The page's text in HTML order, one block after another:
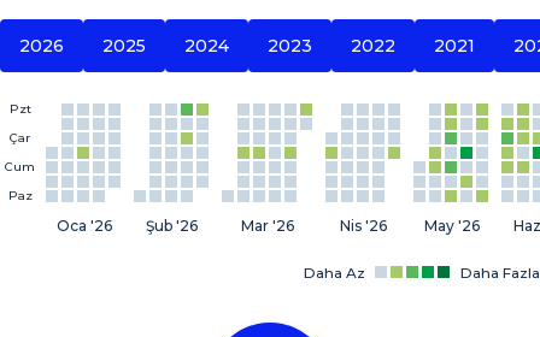
2026 2025 2024 2023 2022 2021
Pzt
Çar
Cum
Paz
Oca '26 Şub '26 Mar '26 Nis '26 May '26
Daha Az Daha Fazla